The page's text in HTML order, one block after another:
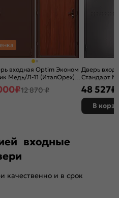
входная Optim Эконом
Медь/Л-11 (ИталОрех), 1
₽12 870 ₽
Дверь
Стандарт
букле/Орех
с ночной
48 527₽
В
входные
качественно и в срок